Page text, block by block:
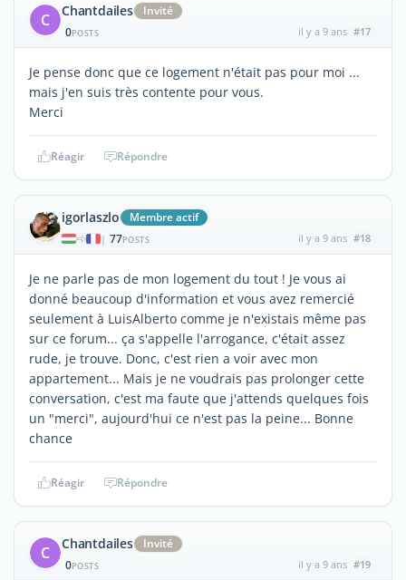
C Chantdailes
Invité
0POSTS il y a 9 ans #17
Je pense donc que ce logement n'était pas pour moi ...
mais j'en suis très contente pour vous.
Merci
Réagir Répondre
igorlaszlo Membre actif
| 77POSTS il y a 9 ans #18
Je ne parle pas de mon logement du tout ! Je vous ai
donné beaucoup d'information et vous avez remercié
seulement à LuisAlberto comme je n'existais même pas
sur ce forum... ça s'appelle l'arrogance, c'était assez
rude, je trouve. Donc, c'est rien a voir avec mon
appartement... Mais je ne voudrais pas prolonger cette
conversation, c'est ma faute que j'attends quelques fois
un "merci", aujourd'hui ce n'est pas la peine... Bonne
chance
Réagir Répondre
C Chantdailes
Invité
0POSTS il y a 9 ans #19